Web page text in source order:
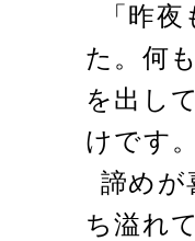
「昨
た。何
を出し
けです
諦めが
ち溢れ